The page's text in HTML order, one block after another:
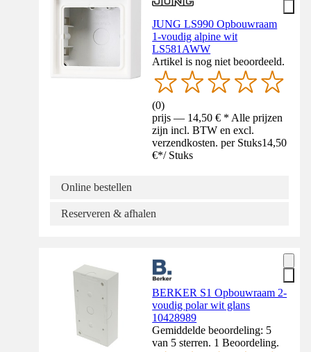
JUNG LS990 Opbouwraam
1-voudig alpine wit
LS581AWW
Artikel is nog niet beoordeeld.
(0)
prijs — 14,50 € * Alle prijzen
zijn incl. BTW en excl.
verzendkosten. per Stuks14,50
€*/ Stuks
Online bestellen
Reserveren & afhalen
BERKER S1 Opbouwraam 2-
voudig polar wit glans
10428989
Gemiddelde beoordeling: 5
van 5 sterren. 1 Beoordeling.